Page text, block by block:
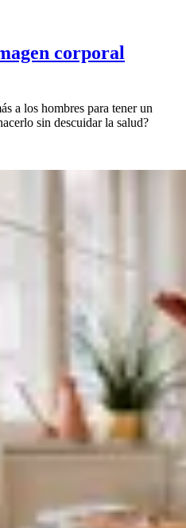
corporal
a los hombres para tener un
sin descuidar la salud?